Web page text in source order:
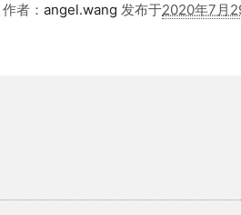
作者： angel.wang 发布于2020年7月